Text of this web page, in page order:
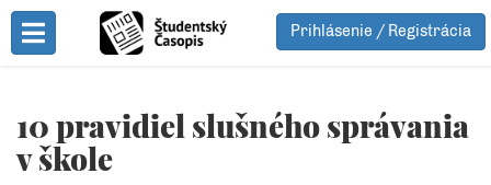
Toggle Menu
Prihlásenie / Registrácia
10 pravidiel slušného správania
v škole